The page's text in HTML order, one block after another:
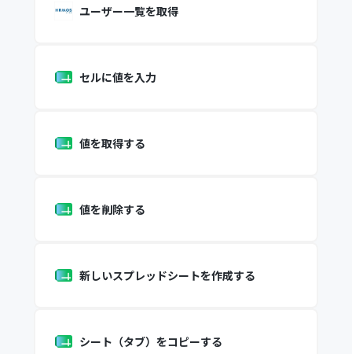
ユーザー一覧を取得
セルに値を入力
値を取得する
値を削除する
新しいスプレッドシートを作成する
シート（タブ）をコピーする